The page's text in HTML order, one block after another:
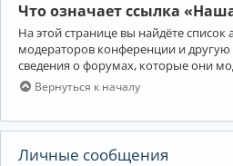
Что означает ссылка
На этой странице вы найдёте список
модераторов конференции и
сведения о форумах, которые они
Вернуться к началу
Личные сообщения